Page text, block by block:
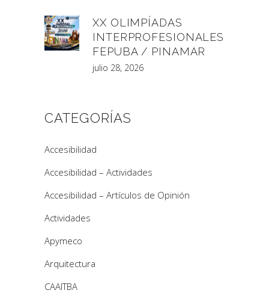
XX OLIMPÍADAS
INTERPROFESIONALES
FEPUBA / PINAMAR
julio 28, 2026
CATEGORÍAS
Accesibilidad
Accesibilidad – Actividades
Accesibilidad – Artículos de Opinión
Actividades
Apymeco
Arquitectura
CAAITBA